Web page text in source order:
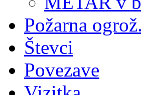
Požarna ogrož.
Števci
Povezave